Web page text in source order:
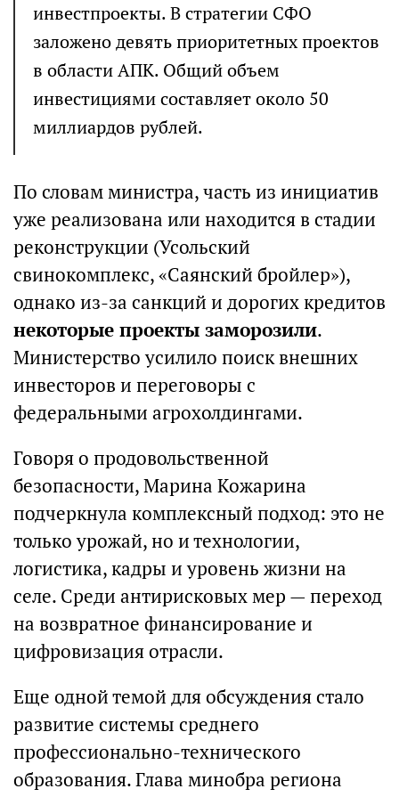
инвестпроекты. В стратегии СФО
заложено девять приоритетных проектов
в области АПК. Общий объем
инвестициями составляет около 50
миллиардов рублей.
По словам министра, часть из инициатив
уже реализована или находится в стадии
реконструкции (Усольский
свинокомплекс, «Саянский бройлер»),
однако из-за санкций и дорогих кредитов
некоторые проекты заморозили.
Министерство усилило поиск внешних
инвесторов и переговоры с
федеральными агрохолдингами.
Говоря о продовольственной
безопасности, Марина Кожарина
подчеркнула комплексный подход: это не
только урожай, но и технологии,
логистика, кадры и уровень жизни на
селе. Среди антирисковых мер — переход
на возвратное финансирование и
цифровизация отрасли.
Еще одной темой для обсуждения стало
развитие системы среднего
профессионально-технического
образования. Глава минобра региона